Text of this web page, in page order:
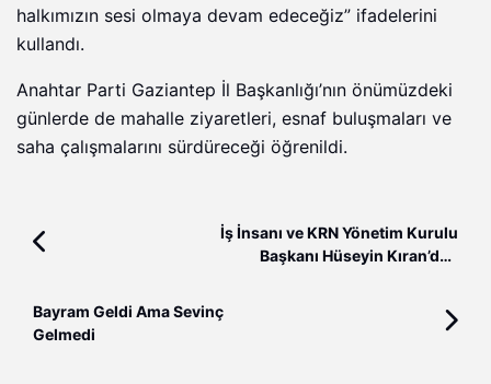
halkımızın sesi olmaya devam edeceğiz” ifadelerini
kullandı.
Anahtar Parti Gaziantep İl Başkanlığı’nın önümüzdeki
günlerde de mahalle ziyaretleri, esnaf buluşmaları ve
saha çalışmalarını sürdüreceği öğrenildi.
İş İnsanı ve KRN Yönetim Kurulu
Başkanı Hüseyin Kıran’dan
Bayram Geldi Ama Sevinç
Gelmedi